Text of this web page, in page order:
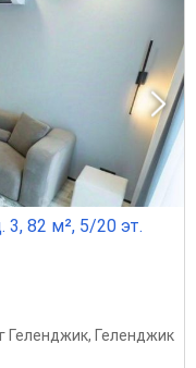
82 м², 5/20 эт.
Геленджик, Геленджик